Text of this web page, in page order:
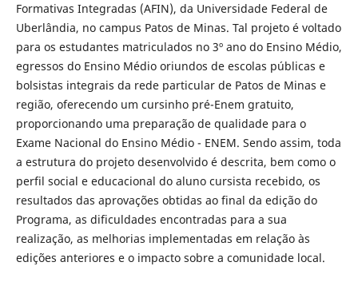
Formativas Integradas (AFIN), da Universidade Federal de
Uberlândia, no campus Patos de Minas. Tal projeto é voltado
para os estudantes matriculados no 3º ano do Ensino Médio,
egressos do Ensino Médio oriundos de escolas públicas e
bolsistas integrais da rede particular de Patos de Minas e
região, oferecendo um cursinho pré-Enem gratuito,
proporcionando uma preparação de qualidade para o
Exame Nacional do Ensino Médio - ENEM. Sendo assim, toda
a estrutura do projeto desenvolvido é descrita, bem como o
perfil social e educacional do aluno cursista recebido, os
resultados das aprovações obtidas ao final da edição do
Programa, as dificuldades encontradas para a sua
realização, as melhorias implementadas em relação às
edições anteriores e o impacto sobre a comunidade local.